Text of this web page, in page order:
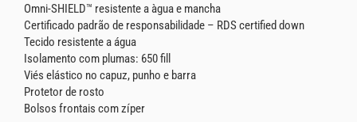
Omni-SHIELD™ resistente a àgua e mancha
Certificado padrão de responsabilidade – RDS certified down
Tecido resistente a água
Isolamento com plumas: 650 fill
Viés elástico no capuz, punho e barra
Protetor de rosto
Bolsos frontais com zíper